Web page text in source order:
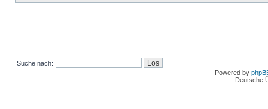
Suche nach:
Powered by
Deutsche